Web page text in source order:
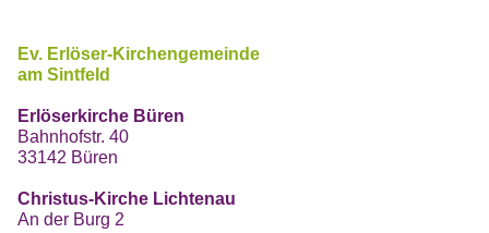
Ev. Erlöser-Kirchengemeinde
am Sintfeld
Erlöserkirche Büren
Bahnhofstr. 40
33142 Büren
Christus-Kirche Lichtenau
An der Burg 2